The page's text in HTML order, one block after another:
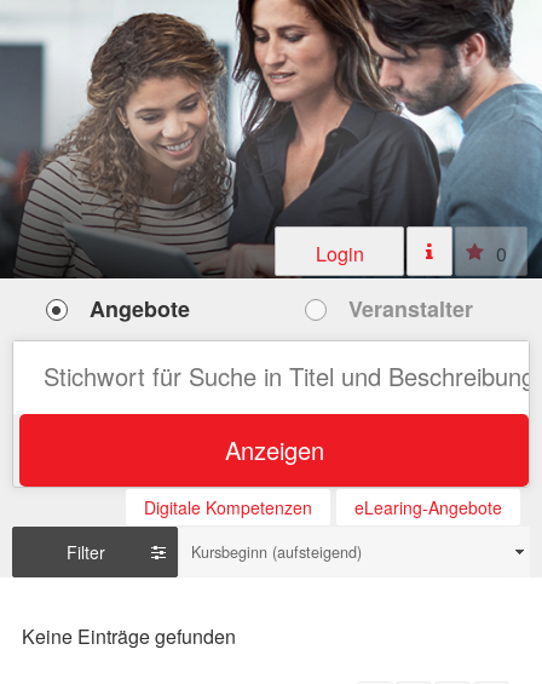
Login 0
Angebote Veranstalter
Anzeigen
Digitale Kompetenzen
eLearing-Angebote
Filter
Kursbeginn (aufsteigend)
Keine Einträge gefunden